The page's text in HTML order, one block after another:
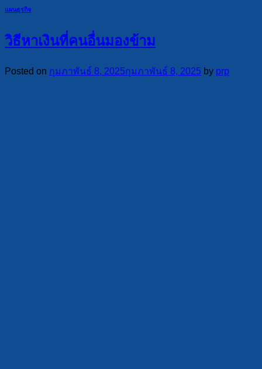
แผนธุรกิจ
วิธีหาเงินที่คนอื่นมองข้าม
Posted on กุมภาพันธ์ 8, 2025กุมภาพันธ์ 8, 2025 by prp